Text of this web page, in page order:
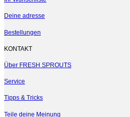
Deine adresse
Bestellungen
KONTAKT
Über FRESH SPROUTS
Service
Tipps & Tricks
Teile deine Meinung